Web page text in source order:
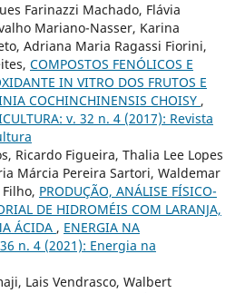
Farinazzi Machado, Flávia
Mariano-Nasser, Karina
Adriana Maria Ragassi Fiorini,
COMPOSTOS FENÓLICOS E
IN VITRO DOS FRUTOS E
COCHINCHINENSIS CHOISY ,
v. 32 n. 4 (2017): Revista
Ricardo Figueira, Thalia Lee Lopes
Márcia Pereira Sartori, Waldemar
PRODUÇÃO, ANÁLISE FÍSICO-
DE HIDROMÉIS COM LARANJA,
ÁCIDA , ENERGIA NA
36 n. 4 (2021): Energia na
Lais Vendrasco, Walbert